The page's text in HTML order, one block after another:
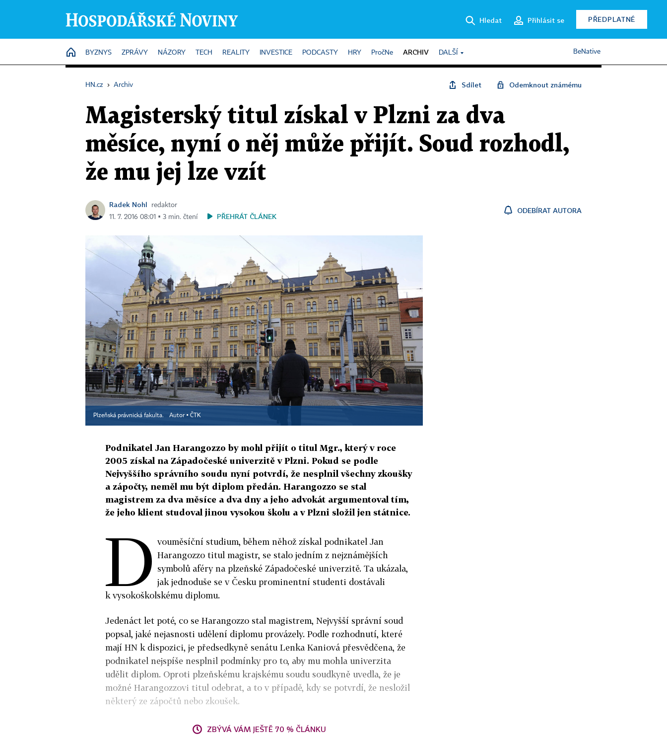
Hledat Přihlásit se PŘEDPLATNÉ
HOME
BYZNYS ZPRÁVY NÁZORY TECH REALITY INVESTICE PODCASTY HRY PročNe ARCHIV DALŠÍ BeNative
HN.cz › Archiv Sdílet Odemknout známému
Magisterský titul získal v Plzni za dva
měsíce, nyní o něj může přijít. Soud rozhodl,
že mu jej lze vzít
Radek Nohl
redaktor
11. 7. 2016 08:01 ▪ 3 min. čtení
PŘEHRÁT ČLÁNEK
ODEBÍRAT AUTORA
Plzeňská právnická fakulta. Autor ▪ ČTK
Podnikatel Jan Harangozzo by mohl přijít o titul Mgr., který v roce
2005 získal na Západočeské univerzitě v Plzni. Pokud se podle
Nejvyššího správního soudu nyní potvrdí, že nesplnil všechny zkoušky
a zápočty, neměl mu být diplom předán. Harangozzo se stal
magistrem za dva měsíce a dva dny a jeho advokát argumentoval tím,
že jeho klient studoval jinou vysokou školu a v Plzni složil jen státnice.
D vouměsíční studium, během něhož získal podnikatel Jan
Harangozzo titul magistr, se stalo jedním z nejznámějších
symbolů aféry na plzeňské Západočeské univerzitě. Ta ukázala,
jak jednoduše se v Česku prominentní studenti dostávali
k vysokoškolskému diplomu.
Jedenáct let poté, co se Harangozzo stal magistrem, Nejvyšší správní soud
popsal, jaké nejasnosti udělení diplomu provázely. Podle rozhodnutí, které
mají HN k dispozici, je předsedkyně senátu Lenka Kaniová přesvědčena, že
podnikatel nejspíše nesplnil podmínky pro to, aby mu mohla univerzita
udělit diplom. Oproti plzeňskému krajskému soudu soudkyně uvedla, že je
možné Harangozzovi titul odebrat, a to v případě, kdy se potvrdí, že nesložil
některý ze zápočtů nebo zkoušek.
ZBÝVÁ VÁM JEŠTĚ 70 % ČLÁNKU